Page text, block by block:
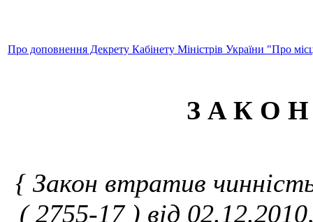
Про доповнення Декрету Кабінету Міністрів України "Про
З А К О
{ Закон втратив
( 2755-17 ) від